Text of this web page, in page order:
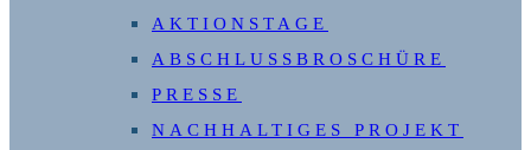
AKTIONSTAGE
ABSCHLUSSBROSCHÜRE
PRESSE
NACHHALTIGES PROJEKT